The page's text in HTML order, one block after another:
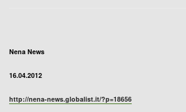
Nena News
16.04.2012
http://nena-news.globalist.it/?p=18656